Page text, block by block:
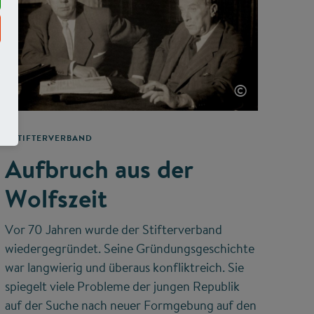
©
STIFTERVERBAND
Aufbruch aus der
Wolfszeit
Vor 70 Jahren wurde der Stifterverband
wiedergegründet. Seine Gründungsgeschichte
war langwierig und überaus konfliktreich. Sie
spiegelt viele Probleme der jungen Republik
auf der Suche nach neuer Formgebung auf den